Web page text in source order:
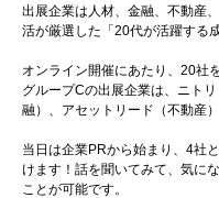
出展企業は人材、金融、不動産
活が厳選した「20代が活躍する
オンライン開催にあたり、20社
グループCの出展企業は、ニト
融）、アセットリード（不動産
当日は企業PRから始まり、4社
けます！話を聞いてみて、気に
ことが可能です。